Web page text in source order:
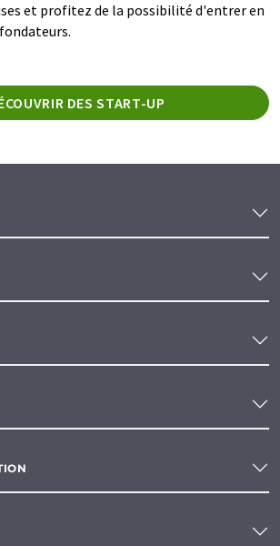
et profitez de la possibilité d'entrer en
DES START-UP